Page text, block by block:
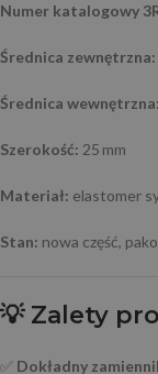
Numer katalogowy
Średnica zewnętrzna:
Średnica wewnętrzna:
Szerokość: 25 mm
Materiał: elastomer
Stan: nowa część,
💡 Zalety
✅ Dokładny